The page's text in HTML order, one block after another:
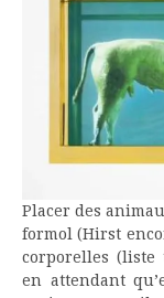
Placer des
formol (Hirst
corporelles (liste
en attendant